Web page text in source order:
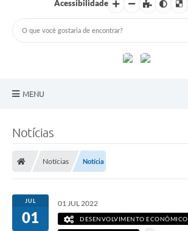
Acessibilidade
MENU
Transparência Pública
Notícias
Legislação
Notícias
Notícias Notícia
JUL
01
01 JUL 2022
DESENVOLVIMENTO ECONÔMICO